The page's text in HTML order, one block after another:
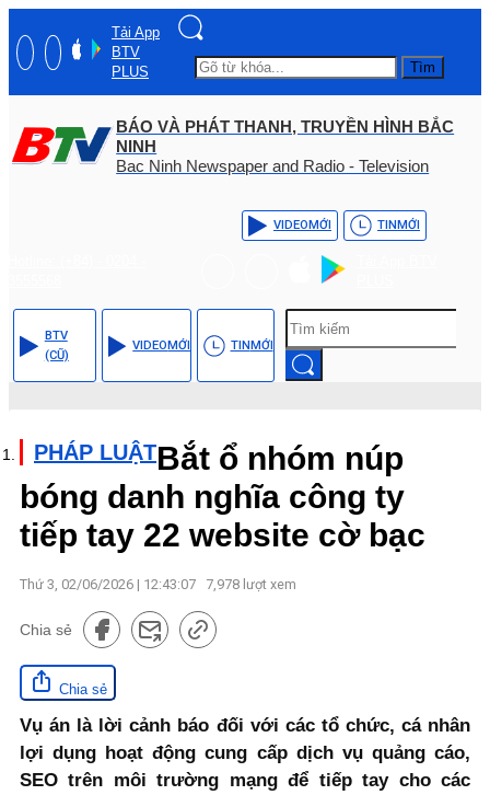
Tải App
BTV
PLUS
Tìm
BÁO VÀ PHÁT THANH, TRUYỀN HÌNH BẮC
NINH
Bac Ninh Newspaper and Radio - Television
VIDEOMỚI TINMỚI
BTV
(CŨ)
VIDEOMỚI TINMỚI
PHÁP LUẬTBắt ổ nhóm núp
bóng danh nghĩa công ty
tiếp tay 22 website cờ bạc
Thứ 3, 02/06/2026 | 12:43:07 7,978 lượt xem
Chia sẻ
Chia sẻ
Vụ án là lời cảnh báo đối với các tổ chức, cá nhân
lợi dụng hoạt động cung cấp dịch vụ quảng cáo,
SEO trên môi trường mạng để tiếp tay cho các